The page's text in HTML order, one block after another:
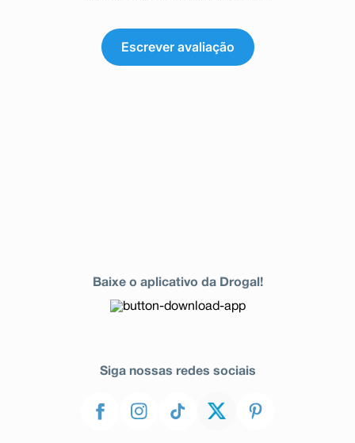
Escrever avaliação
Baixe o aplicativo da Drogal!
Siga nossas redes sociais